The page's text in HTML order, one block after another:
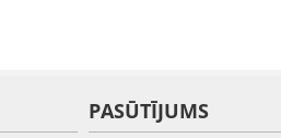
PASŪTĪJUMS